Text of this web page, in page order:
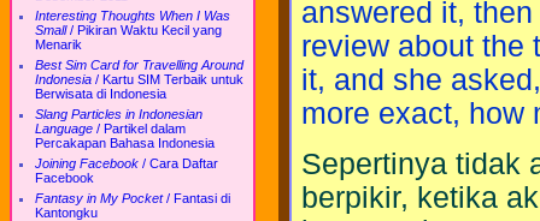
Interesting Thoughts When I Was
Small/ Pikiran Waktu Kecil yang
Menarik
Best Sim Card for Travelling Around
Indonesia / Kartu SIM Terbaik untuk
Berwisata di Indonesia
Slang Particles in Indonesian
Language / Partikel dalam
Percakapan Bahasa Indonesia
Joining Facebook / Cara Daftar
Facebook
Fantasy in My Pocket/ Fantasi di
Kantongku
answered it,
review about the
it, and she
more exact, how
Sepertinya tidak
berpikir, ketika